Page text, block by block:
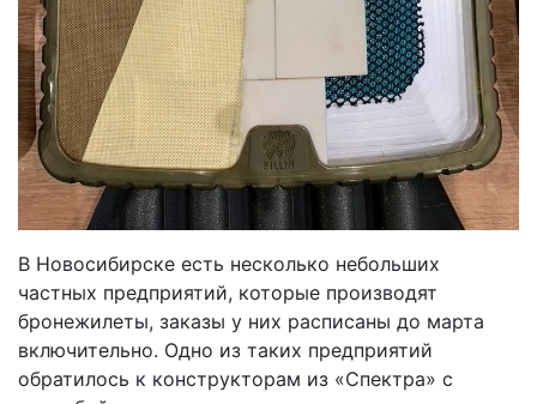
В Новосибирске есть несколько небольших
частных предприятий, которые производят
бронежилеты, заказы у них расписаны до марта
включительно. Одно из таких предприятий
обратилось к конструкторам из «Спектра» с